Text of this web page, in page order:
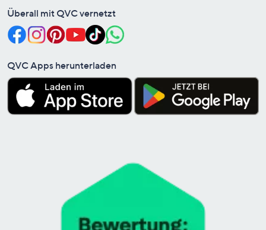
Überall mit QVC vernetzt
QVC Apps herunterladen